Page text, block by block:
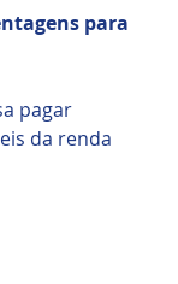
para
pagar
​​da renda